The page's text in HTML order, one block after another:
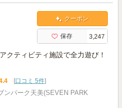
クーポン
保存 3,247
クティビティ施設で全力遊び！
[口コミ 5件]
ンパーク天美(SEVEN PARK